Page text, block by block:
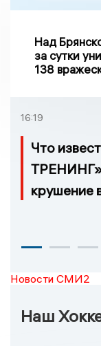
Над
за сутки
138
16:19
Что
крушение
Новости СМИ2
Наш